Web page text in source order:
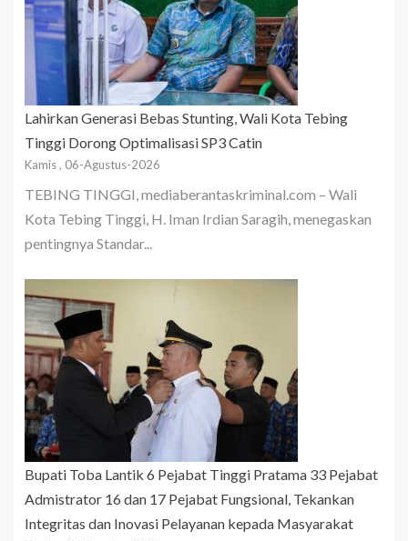
Lahirkan Generasi Bebas Stunting, Wali Kota Tebing
Tinggi Dorong Optimalisasi SP3 Catin
Kamis , 06-Agustus-2026
TEBING TINGGI, mediaberantaskriminal.com – Wali
Kota Tebing Tinggi, H. Iman Irdian Saragih, menegaskan
pentingnya Standar...
Bupati Toba Lantik 6 Pejabat Tinggi Pratama 33 Pejabat
Admistrator 16 dan 17 Pejabat Fungsional, Tekankan
Integritas dan Inovasi Pelayanan kepada Masyarakat